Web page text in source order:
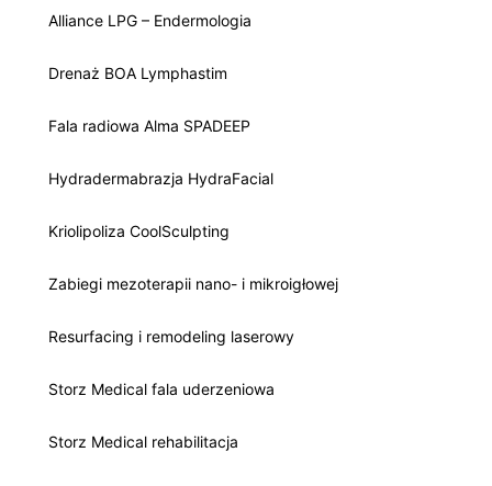
Alliance LPG – Endermologia
Drenaż BOA Lymphastim
Fala radiowa Alma SPADEEP
Hydradermabrazja HydraFacial
Kriolipoliza CoolSculpting
Zabiegi mezoterapii nano- i mikroigłowej
Resurfacing i remodeling laserowy
Storz Medical fala uderzeniowa
Storz Medical rehabilitacja